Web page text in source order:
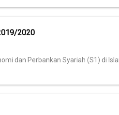
2020
dan Perbankan Syariah (S1) di